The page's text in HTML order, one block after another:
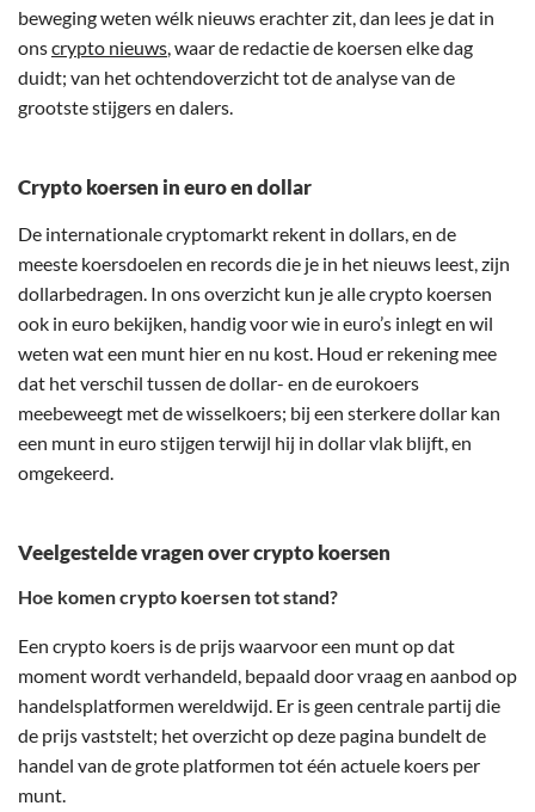
beweging weten wélk nieuws erachter zit, dan lees je dat in
onscrypto nieuws, waar de redactie de koersen elke dag
duidt; van het ochtendoverzicht tot de analyse van de
grootste stijgers en dalers.
Crypto koersen in euro en dollar
De internationale cryptomarkt rekent in dollars, en de
meeste koersdoelen en records die je in het nieuws leest, zijn
dollarbedragen. In ons overzicht kun je alle crypto koersen
ook in euro bekijken, handig voor wie in euro’s inlegt en wil
weten wat een munt hier en nu kost. Houd er rekening mee
dat het verschil tussen de dollar- en de eurokoers
meebeweegt met de wisselkoers; bij een sterkere dollar kan
een munt in euro stijgen terwijl hij in dollar vlak blijft, en
omgekeerd.
Veelgestelde vragen over crypto koersen
Hoe komen crypto koersen tot stand?
Een crypto koers is de prijs waarvoor een munt op dat
moment wordt verhandeld, bepaald door vraag en aanbod op
handelsplatformen wereldwijd. Er is geen centrale partij die
de prijs vaststelt; het overzicht op deze pagina bundelt de
handel van de grote platformen tot één actuele koers per
munt.